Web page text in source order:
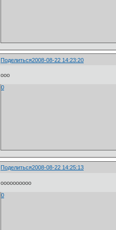
Поделиться2008-08-22 14:23:20
ооо
0
Поделиться2008-08-22 14:25:13
оооооооооо
0